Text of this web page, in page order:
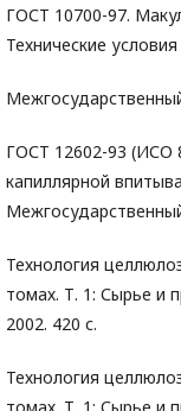
ГОСТ 10700-97.
Технические
ГОСТ 12602-93 (ИСО
капиллярной
Технология
томах. Т. 1: Сырье и
2002. 420 с.
Технология